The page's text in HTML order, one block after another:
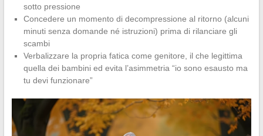
sotto pressione
Concedere un momento di decompressione al ritorno (alcuni
minuti senza domande né istruzioni) prima di rilanciare gli
scambi
Verbalizzare la propria fatica come genitore, il che legittima
quella dei bambini ed evita l’asimmetria “io sono esausto ma
tu devi funzionare”